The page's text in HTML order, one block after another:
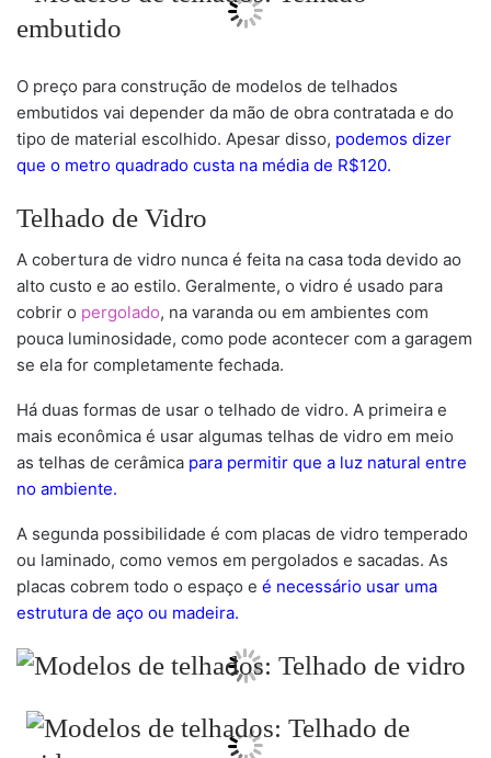
O preço para construção de modelos de telhados
embutidos vai depender da mão de obra contratada e do
tipo de material escolhido. Apesar disso, podemos dizer
que o metro quadrado custa na média de R$120.
Telhado de Vidro
A cobertura de vidro nunca é feita na casa toda devido ao
alto custo e ao estilo. Geralmente, o vidro é usado para
cobrir o pergolado, na varanda ou em ambientes com
pouca luminosidade, como pode acontecer com a garagem
se ela for completamente fechada.
Há duas formas de usar o telhado de vidro. A primeira e
mais econômica é usar algumas telhas de vidro em meio
as telhas de cerâmica para permitir que a luz natural entre
no ambiente.
A segunda possibilidade é com placas de vidro temperado
ou laminado, como vemos em pergolados e sacadas. As
placas cobrem todo o espaço e é necessário usar uma
estrutura de aço ou madeira.